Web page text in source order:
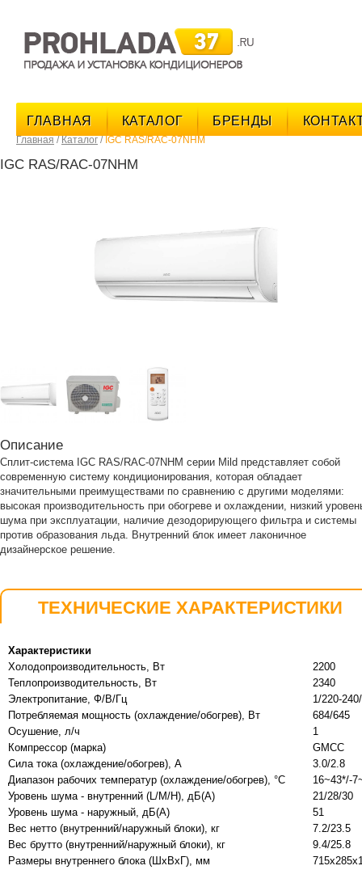
ГЛАВНАЯ КАТАЛОГ БРЕНДЫ
Главная / Каталог / IGC RAS/RAC-07NHM
IGC RAS/RAC-07NHM
Описание
Сплит-система IGC RAS/RAC-07NHM серии Mild представляет собой
современную систему кондиционирования, которая обладает
значительными преимуществами по сравнению с другими моделями:
высокая производительность при обогреве и охлаждении, низкий
шума при эксплуатации, наличие дезодорирующего фильтра и системы
против образования льда. Внутренний блок имеет лаконичное
дизайнерское решение.
ТЕХНИЧЕСКИЕ ХАРАКТЕРИСТИКИ
Характеристики
Холодопроизводительность, Вт
2200
Теплопроизводительность, Вт
2340
Электропитание, Ф/В/Гц
1/220-
Потребляемая мощность (охлаждение/обогрев), Вт
684/645
Осушение, л/ч
1
Компрессор (марка)
GMCC
Сила тока (охлаждение/обогрев), А
3.0/2.8
Диапазон рабочих температур (охлаждение/обогрев), °С
16~43*/-
Уровень шума - внутренний (L/M/H), дБ(А)
21/28/30
Уровень шума - наружный, дБ(А)
51
Вес нетто (внутренний/наружный блоки), кг
7.2/23.5
Вес брутто (внутренний/наружный блоки), кг
9.4/25.8
Размеры внутреннего блока (ШхВхГ), мм